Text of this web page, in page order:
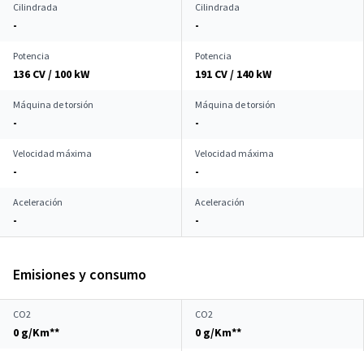
Cilindrada
-
Cilindrada
-
Potencia
136 CV / 100 kW
Potencia
191 CV / 140 kW
Máquina de torsión
-
Máquina de torsión
-
Velocidad máxima
-
Velocidad máxima
-
Aceleración
-
Aceleración
-
Emisiones y consumo
CO2
0 g/Km**
CO2
0 g/Km**